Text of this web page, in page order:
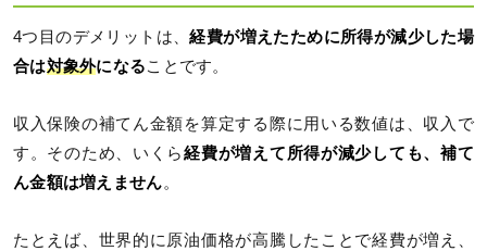
4つ目のデメリットは、経費が増えたために所得が減少した場
合は対象外になることです。
収入保険の補てん金額を算定する際に用いる数値は、収入で
す。そのため、いくら経費が増えて所得が減少しても、補て
ん金額は増えません。
たとえば、世界的に原油価格が高騰したことで経費が増え、